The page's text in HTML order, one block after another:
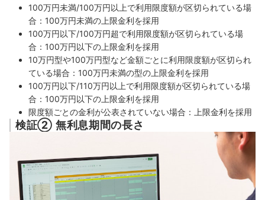
100万円未満/100万円以上で利用限度額が区切られている場
合：100万円未満の上限金利を採用
100万円以下/100万円超で利用限度額が区切られている場
合：100万円以下の上限金利を採用
10万円型や100万円型など金額ごとに利用限度額が区切られ
ている場合：100万円未満の型の上限金利を採用
100万円以下/110万円以上で利用限度額が区切られている場
合：100万円以下の上限金利を採用
限度額ごとの金利が公表されていない場合：上限金利を採用
検証② 無利息期間の長さ